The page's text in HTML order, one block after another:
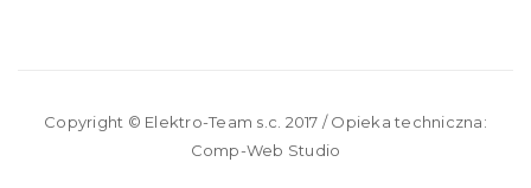
Copyright © Elektro-Team s.c. 2017 / Opieka techniczna:
Comp-Web Studio